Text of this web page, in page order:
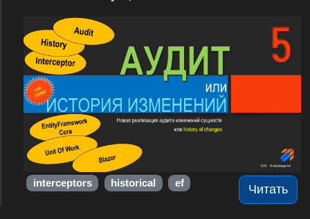
Читать
interceptors historical ef